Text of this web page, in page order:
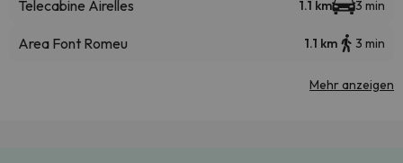
Telecabine Airelles 1.1 km 3 min
Area Font Romeu 1.1 km 3 min
Mehr anzeigen